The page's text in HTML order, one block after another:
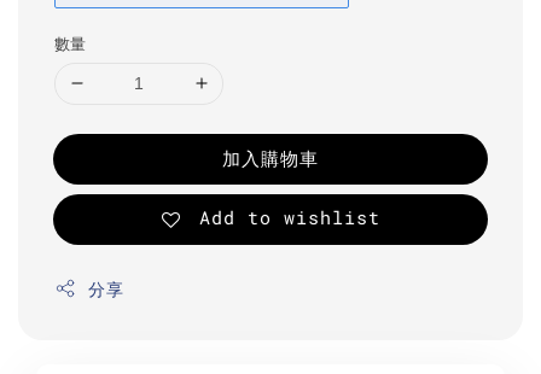
數量
加入購物車
Add to wishlist
分享